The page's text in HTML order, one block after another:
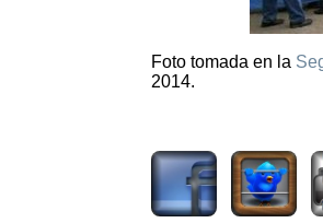
Foto tomada en la
2014.